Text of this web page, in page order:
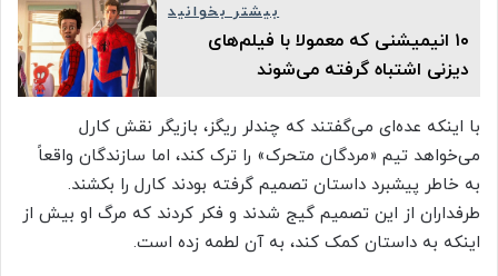
بیشتر بخوانید
۱۰ انیمیشنی که معمولا با فیلم‌های
دیزنی اشتباه گرفته می‌شوند
با اینکه عده‌ای می‌گفتند که چندلر ریگز، بازیگر نقش کارل
می‌خواهد تیم «مردگان متحرک» را ترک کند، اما سازندگان واقعاً
به‌ خاطر پیشبرد داستان تصمیم گرفته بودند کارل را بکشند.
طرفداران از این تصمیم گیج شدند و فکر کردند که مرگ او بیش از
اینکه به داستان کمک کند، به آن لطمه زده است.